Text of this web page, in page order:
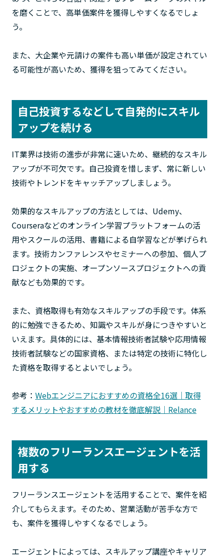
を磨くことで、高単価案件を獲得しやすくなるでしょ
う。
また、大企業や元請けの案件も高い単価が設定されてい
る可能性が高いため、獲得を狙ってみてください。
自己投資するなどして自発的にスキル
アップを続ける
IT業界は技術の進歩が非常に速いため、継続的なスキル
アップが不可欠です。自己投資を惜しまず、常に新しい
技術やトレンドをキャッチアップしましょう。
効果的なスキルアップの方法としては、Udemy、
Courseraなどのオンライン学習プラットフォームの活
用やスクールの活用、書籍による自学習などが挙げられ
ます。技術カンファレンスやセミナーへの参加、個人プ
ロジェクトの実施、オープンソースプロジェクトへの貢
献なども効果的です。
また、資格取得も有効なスキルアップの手段です。体系
的に勉強できるため、知識やスキルが身につきやすいと
いえます。具体的には、基本情報技術者試験や応用情報
技術者試験などの国家資格、または特定の技術に特化し
た資格を取得するとよいでしょう。
参考： Webエンジニアにおすすめの資格全16選｜取得
するメリットやおすすめの教材を徹底解説｜Relance
複数のフリーランスエージェントを活
用する
フリーランスエージェントを活用することで、案件を紹
介してもらえます。そのため、営業活動が苦手な方で
も、案件を獲得しやすくなるでしょう。
エージェントによっては、スキルアップ講座やキャリア